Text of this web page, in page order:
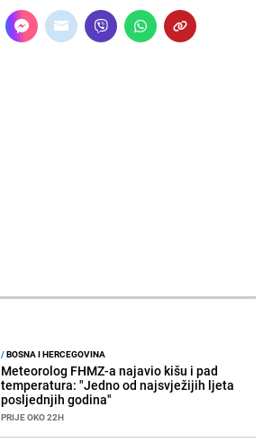
/BOSNA I HERCEGOVINA
Meteorolog FHMZ-a najavio kišu i pad
temperatura: "Jedno od najsvježijih ljeta
posljednjih godina"
PRIJE OKO 22H